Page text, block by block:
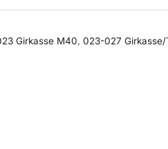
Girkasse M40,023-027